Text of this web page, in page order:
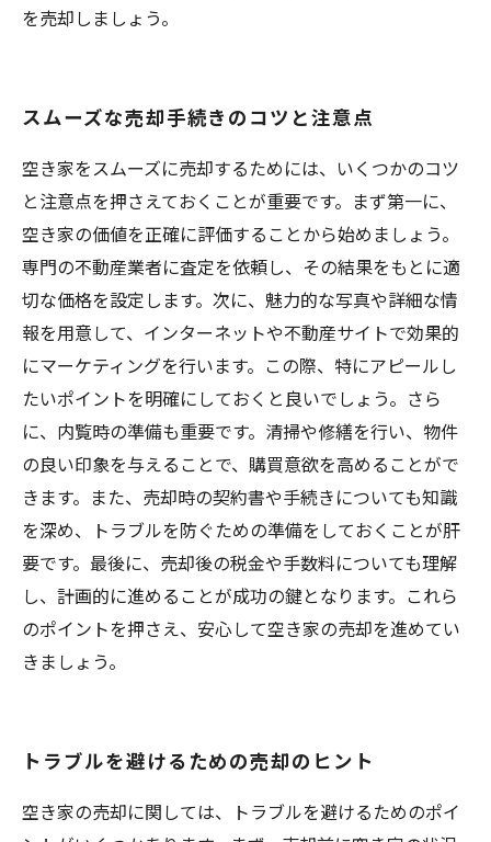
を売却しましょう。
スムーズな売却手続きのコツと注意点
空き家をスムーズに売却するためには、いくつかのコツ
と注意点を押さえておくことが重要です。まず第一に、
空き家の価値を正確に評価することから始めましょう。
専門の不動産業者に査定を依頼し、その結果をもとに適
切な価格を設定します。次に、魅力的な写真や詳細な情
報を用意して、インターネットや不動産サイトで効果的
にマーケティングを行います。この際、特にアピールし
たいポイントを明確にしておくと良いでしょう。さら
に、内覧時の準備も重要です。清掃や修繕を行い、物件
の良い印象を与えることで、購買意欲を高めることがで
きます。また、売却時の契約書や手続きについても知識
を深め、トラブルを防ぐための準備をしておくことが肝
要です。最後に、売却後の税金や手数料についても理解
し、計画的に進めることが成功の鍵となります。これら
のポイントを押さえ、安心して空き家の売却を進めてい
きましょう。
トラブルを避けるための売却のヒント
空き家の売却に関しては、トラブルを避けるためのポイ